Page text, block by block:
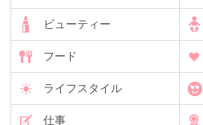
ビューティー
フード
ライフスタイル
仕事